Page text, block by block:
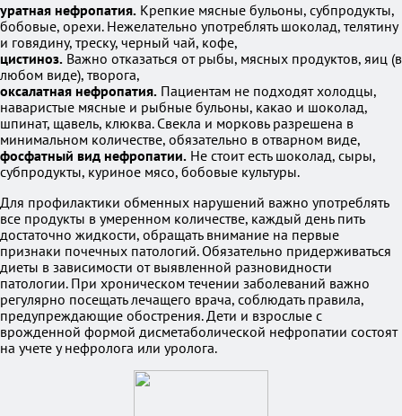
уратная нефропатия. Крепкие мясные бульоны, субпродукты,
бобовые, орехи. Нежелательно употреблять шоколад, телятину
и говядину, треску, черный чай, кофе,
цистиноз. Важно отказаться от рыбы, мясных продуктов, яиц (в
любом виде), творога,
оксалатная нефропатия. Пациентам не подходят холодцы,
наваристые мясные и рыбные бульоны, какао и шоколад,
шпинат, щавель, клюква. Свекла и морковь разрешена в
минимальном количестве, обязательно в отварном виде,
фосфатный вид нефропатии. Не стоит есть шоколад, сыры,
субпродукты, куриное мясо, бобовые культуры.
Для профилактики обменных нарушений важно употреблять
все продукты в умеренном количестве, каждый день пить
достаточно жидкости, обращать внимание на первые
признаки почечных патологий. Обязательно придерживаться
диеты в зависимости от выявленной разновидности
патологии. При хроническом течении заболеваний важно
регулярно посещать лечащего врача, соблюдать правила,
предупреждающие обострения. Дети и взрослые с
врожденной формой дисметаболической нефропатии состоят
на учете у нефролога или уролога.